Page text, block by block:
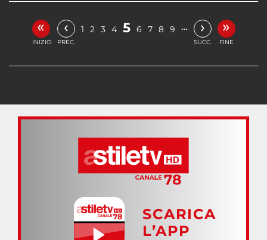
«
INIZIO
‹
PREC.
1 2 3 4 5 6 7 8 9 … ›
SUCC.
»
FINE
SCARICA
L’APP